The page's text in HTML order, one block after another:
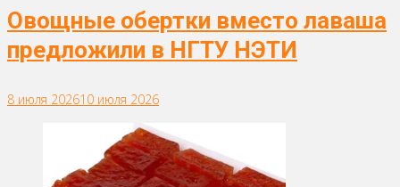
Овощные обертки вместо лаваша
предложили в НГТУ НЭТИ
8 июля 202610 июля 2026